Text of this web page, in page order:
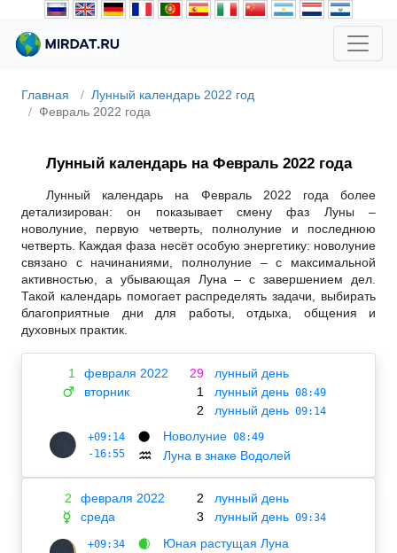
Главная
Лунный календарь 2022 год
Февраль 2022 года
Лунный календарь на Февраль 2022 года
Лунный календарь на Февраль 2022 года более
детализирован: он показывает смену фаз Луны –
новолуние, первую четверть, полнолуние и последнюю
четверть. Каждая фаза несёт особую энергетику: новолуние
связано с начинаниями, полнолуние – с максимальной
активностью, а убывающая Луна – с завершением дел.
Такой календарь помогает распределять задачи, выбирать
благоприятные дни для работы, отдыха, общения и
духовных практик.
1 февраля 2022
♂ вторник
29
лунный день
1
лунный день 08:49
2 лунный день 09:14
+09:14
-16:55
🌑 Новолуние 08:49
♒
Луна в знаке Водолей
2 февраля 2022
☿ среда
2
лунный день
3
лунный день 09:34
+09:34
🌒 Юная растущая Луна